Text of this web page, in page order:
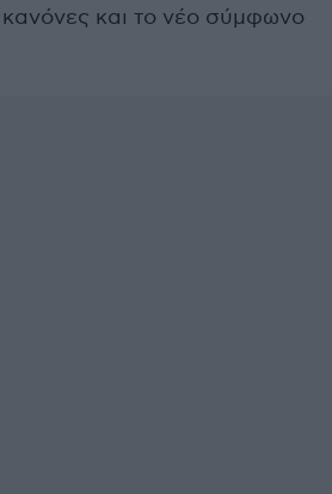
και το νέο σύμφωνο